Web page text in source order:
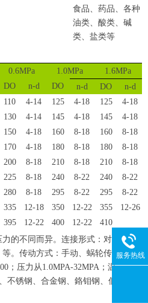
食品、药品、各种
油类、酸类、碱
类、盐类等
0.6MPa 1.0MPa
1.6MPa
DO
n-d DO n-d DO
n-d
110 4-14 125 4-18 125
4-18
130 4-14 145 4-18 145
4-18
150 4-18 160 8-18 160
8-18
170 4-18 180 8-18 180
8-18
200 8-18 210 8-18 210
8-18
225 8-18 240 8-22 240
8-22
280 8-18 295 8-22 295
8-22
335 12-18 350 12-22 355
12-26
395 12-22 400 12-22
410
的不同而异。连接形式：对夹、凸
。传动方式：手动、蜗轮传动、气
；压力从1.0MPA-32MPA；温
锈钢、合金钢、鉻钼钢、低温钢、
服务热线